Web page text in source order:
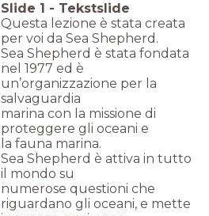
Slide 1 - Tekstslide
Questa lezione è stata creata
per voi da Sea Shepherd.
Sea Shepherd è stata fondata
nel 1977 ed è
un’organizzazione per la
salvaguardia
marina con la missione di
proteggere gli oceani e
la fauna marina.
Sea Shepherd è attiva in tutto
il mondo su
numerose questioni che
riguardano gli oceani, e mette